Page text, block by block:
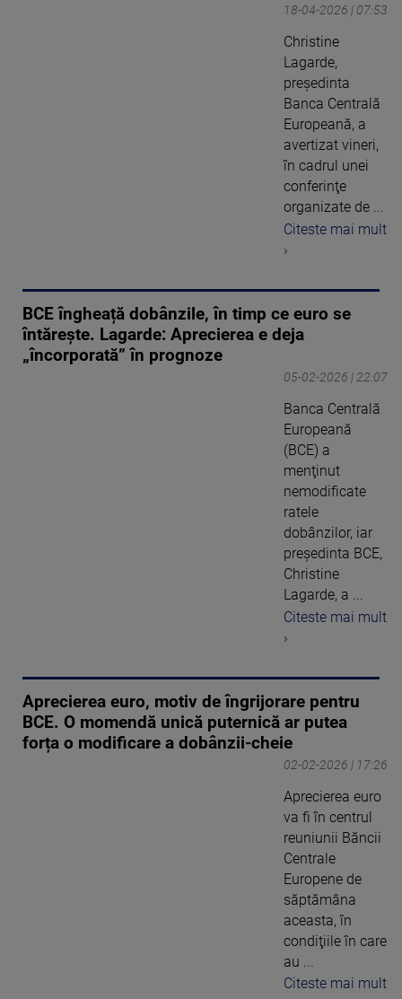
18-04-2026 | 07:53
Christine
Lagarde,
preşedinta
Banca Centrală
Europeană, a
avertizat vineri,
în cadrul unei
conferinţe
organizate de ...
Citeste mai mult
›
BCE îngheață dobânzile, în timp ce euro se
întărește. Lagarde: Aprecierea e deja
„încorporată” în prognoze
05-02-2026 | 22:07
Banca Centrală
Europeană
(BCE) a
menţinut
nemodificate
ratele
dobânzilor, iar
preşedinta BCE,
Christine
Lagarde, a ...
Citeste mai mult
›
Aprecierea euro, motiv de îngrijorare pentru
BCE. O momendă unică puternică ar putea
forța o modificare a dobânzii-cheie
02-02-2026 | 17:26
Aprecierea euro
va fi în centrul
reuniunii Băncii
Centrale
Europene de
săptămâna
aceasta, în
condiţiile în care
au ...
Citeste mai mult